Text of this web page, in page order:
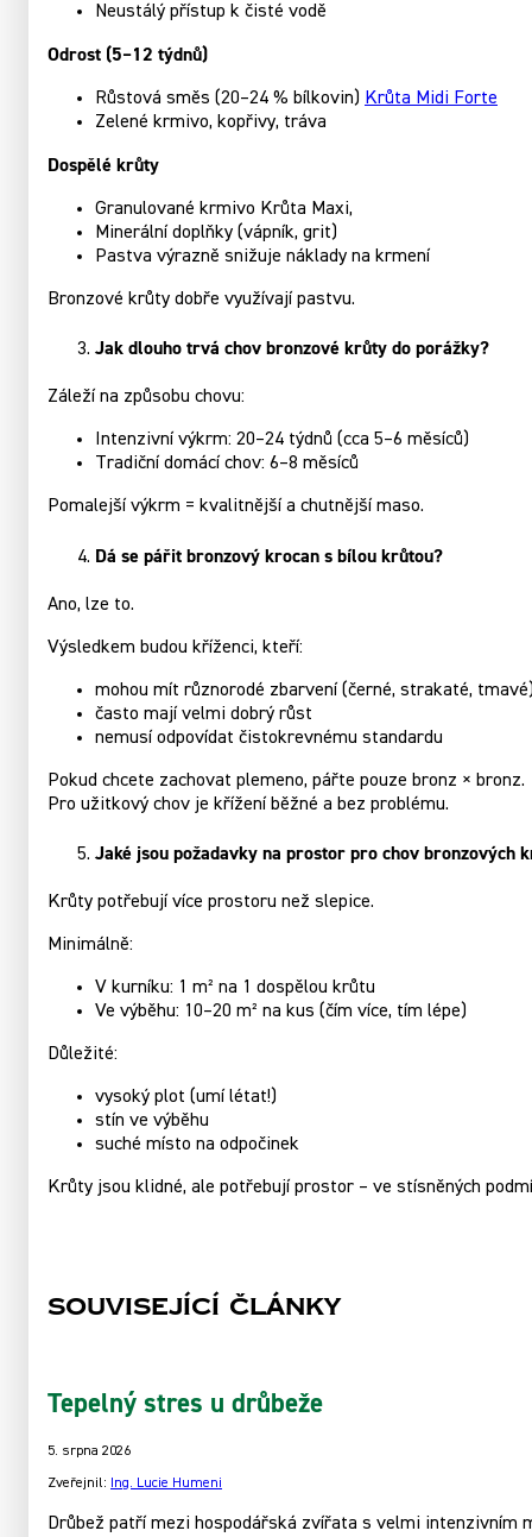
Neustálý přístup k čisté vodě
Odrost (5–12 týdnů)
Růstová směs (20–24 % bílkovin) Krůta Midi Forte
Zelené krmivo, kopřivy, tráva
Dospělé krůty
Granulované krmivo Krůta Maxi,
Minerální doplňky (vápník, grit)
Pastva výrazně snižuje náklady na krmení
Bronzové krůty dobře využívají pastvu.
Jak dlouho trvá chov bronzové krůty do porážky?
Záleží na způsobu chovu:
Intenzivní výkrm: 20–24 týdnů (cca 5–6 měsíců)
Tradiční domácí chov: 6–8 měsíců
Pomalejší výkrm = kvalitnější a chutnější maso.
Dá se pářit bronzový krocan s bílou krůtou?
Ano, lze to.
Výsledkem budou kříženci, kteří:
mohou mít různorodé zbarvení (černé, strakaté,
často mají velmi dobrý růst
nemusí odpovídat čistokrevnému standardu
Pokud chcete zachovat plemeno, pářte pouze bronz × bronz.
Pro užitkový chov je křížení běžné a bez problému.
Jaké jsou požadavky na prostor pro chov bronzových
Krůty potřebují více prostoru než slepice.
Minimálně:
V kurníku: 1 m² na 1 dospělou krůtu
Ve výběhu: 10–20 m² na kus (čím více, tím lépe)
Důležité:
vysoký plot (umí létat!)
stín ve výběhu
suché místo na odpočinek
Krůty jsou klidné, ale potřebují prostor – ve stísněných
Související články
Tepelný stres u drůbeže
5. srpna 2026
Zveřejnil: Ing. Lucie Humeni
Drůbež patří mezi hospodářská zvířata s velmi intenzivním